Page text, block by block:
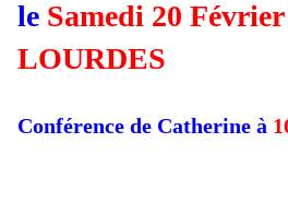
le Samedi 20
LOURDES
Conférence de Catherine à